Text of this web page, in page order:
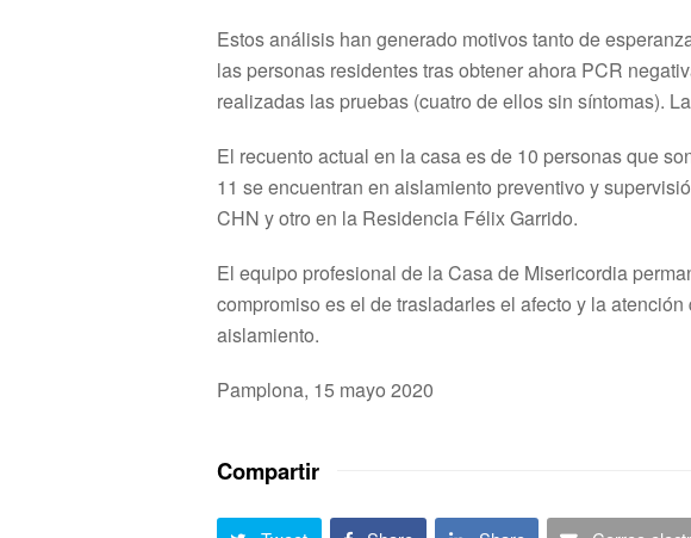
Estos análisis han generado motivos tanto de
las personas residentes tras obtener ahora PCR
realizadas las pruebas (cuatro de ellos sin síntomas).
El recuento actual en la casa es de 10 personas que
11 se encuentran en aislamiento preventivo y
CHN y otro en la Residencia Félix Garrido.
El equipo profesional de la Casa de Misericordia
compromiso es el de trasladarles el afecto y la
aislamiento.
Pamplona, 15 mayo 2020
Compartir